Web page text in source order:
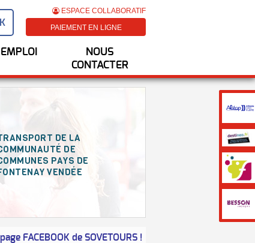
NOUS
CONTACTER
ESPACE COLLABORATIF
PAIEMENT EN LIGNE
DE LA
DE
PAYS DE
VENDÉE
de SOVETOURS !